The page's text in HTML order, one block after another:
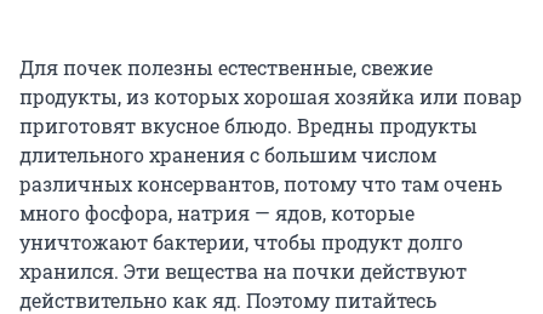
Для почек полезны естественные, свежие
продукты, из которых хорошая хозяйка или повар
приготовят вкусное блюдо. Вредны продукты
длительного хранения с большим числом
различных консервантов, потому что там очень
много фосфора, натрия — ядов, которые
уничтожают бактерии, чтобы продукт долго
хранился. Эти вещества на почки действуют
действительно как яд. Поэтому питайтесь